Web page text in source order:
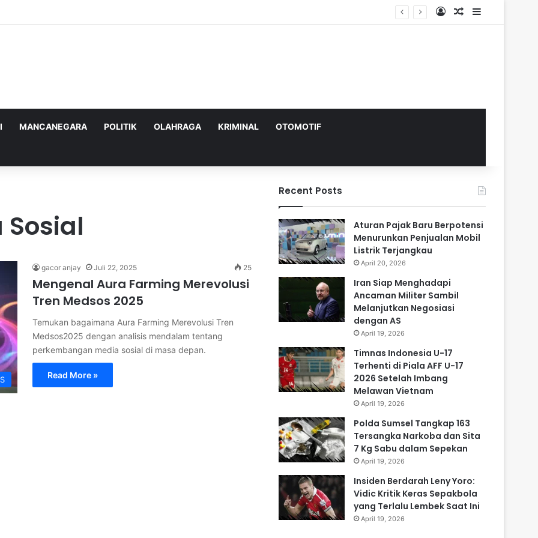
Log InRandom Article
Sidebar
MANCANEGARA POLITIK OLAHRAGA KRIMINAL OTOMOTIF
gacor anjay Juli 22, 2025 25
Mengenal Aura Farming Merevolusi
Tren Medsos 2025
Temukan bagaimana Aura Farming Merevolusi Tren
Medsos2025 dengan analisis mendalam tentang
perkembangan media sosial di masa depan.
Read More »
Recent Posts
Aturan Pajak Baru Berpotensi
Menurunkan Penjualan Mobil
Listrik Terjangkau
April 20, 2026
Iran Siap Menghadapi
Ancaman Militer Sambil
Melanjutkan Negosiasi
dengan AS
April 19, 2026
Timnas Indonesia U-17
Terhenti di Piala AFF U-17
2026 Setelah Imbang
Melawan Vietnam
April 19, 2026
Polda Sumsel Tangkap 163
Tersangka Narkoba dan Sita
7 Kg Sabu dalam Sepekan
April 19, 2026
Insiden Berdarah Leny Yoro:
Vidic Kritik Keras Sepakbola
yang Terlalu Lembek Saat Ini
April 19, 2026